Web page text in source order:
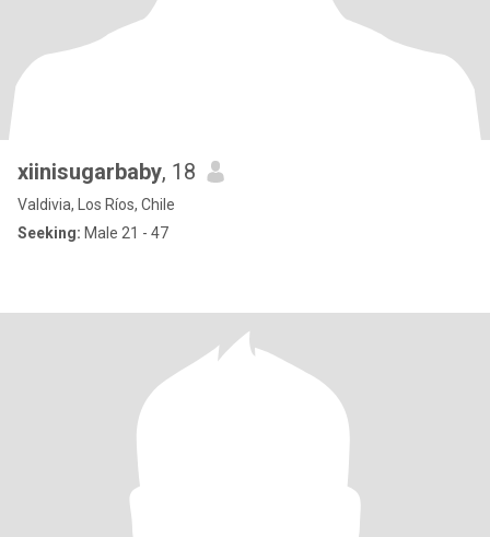
xiinisugarbaby, 18
Valdivia, Los Ríos, Chile
Seeking: Male 21 - 47